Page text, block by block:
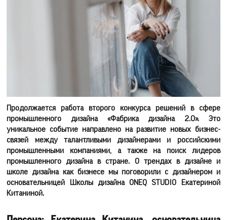
Продолжается работа второго конкурса решений в сфере
промышленного дизайна «Фабрика дизайна 2.0». Это
уникальное событие направлено на развитие новых бизнес-
связей между талантливыми дизайнерами и российскими
промышленными компаниями, а также на поиск лидеров
промышленного дизайна в стране. О трендах в дизайне и
школе дизайна как бизнесе мы поговорили с дизайнером и
основательницей Школы дизайна ONEQ STUDIO Екатериной
Китаниной.